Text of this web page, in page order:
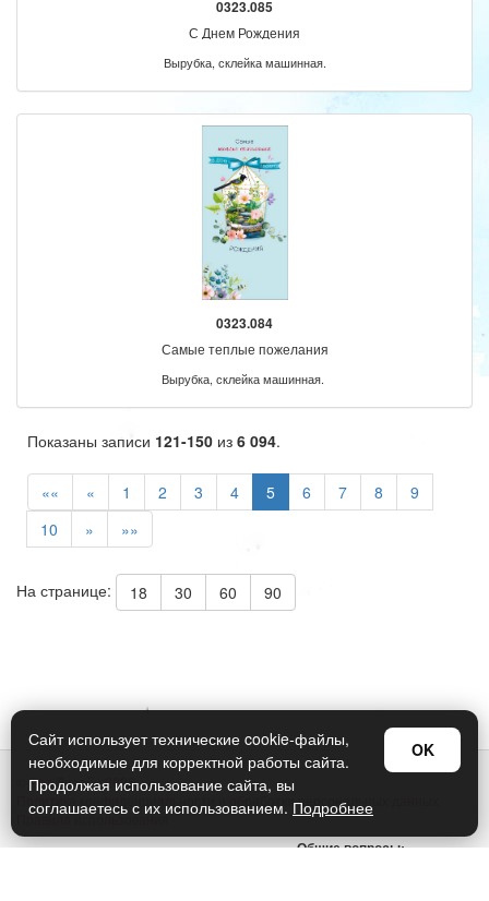
0323.085
С Днем Рождения
Вырубка, склейка машинная.
0323.084
Самые теплые пожелания
Вырубка, склейка машинная.
Показаны записи 121-150 из 6 094.
«« « 1 2 3 4 5 6 7 8
9
10
» »»
На странице: 18 30 60 90
© Арт Дизайн 2026
Политика конфиденциальности и обработки персональных данных
Правила использования
Общие вопросы:
Сайт использует технические cookie-файлы,
необходимые для корректной работы сайта.
Продолжая использование сайта, вы
соглашаетесь с их использованием. Подробнее
OK